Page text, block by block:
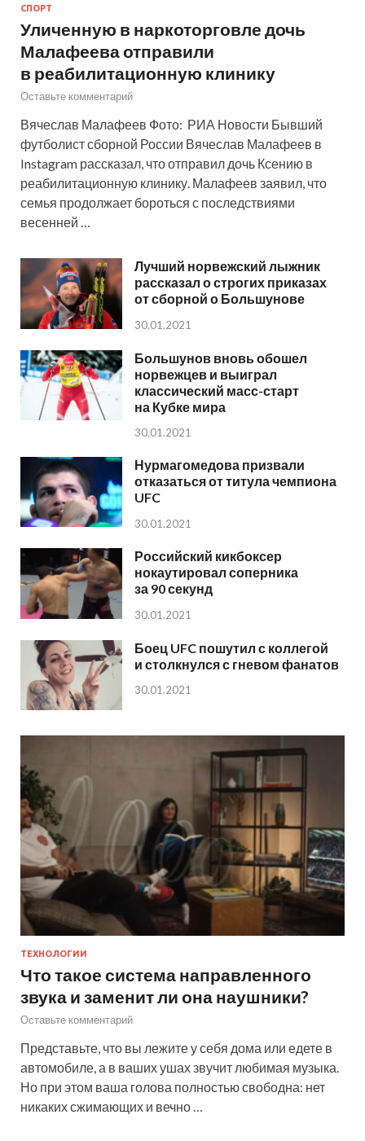
СПОРТ
Уличенную в наркоторговле дочь
Малафеева отправили
в реабилитационную клинику
Оставьте комментарий
Вячеслав Малафеев Фото: РИА Новости Бывший
футболист сборной России Вячеслав Малафеев в
Instagram рассказал, что отправил дочь Ксению в
реабилитационную клинику. Малафеев заявил, что
семья продолжает бороться с последствиями
весенней …
Лучший норвежский лыжник
рассказал о строгих приказах
от сборной о Большунове
30.01.2021
Большунов вновь обошел
норвежцев и выиграл
классический масс-старт
на Кубке мира
30.01.2021
Нурмагомедова призвали
отказаться от титула чемпиона
UFC
30.01.2021
Российский кикбоксер
нокаутировал соперника
за 90 секунд
30.01.2021
Боец UFC пошутил с коллегой
и столкнулся с гневом фанатов
30.01.2021
ТЕХНОЛОГИИ
Что такое система направленного
звука и заменит ли она наушники?
Оставьте комментарий
Представьте, что вы лежите у себя дома или едете в
автомобиле, а в ваших ушах звучит любимая музыка.
Но при этом ваша голова полностью свободна: нет
никаких сжимающих и вечно …